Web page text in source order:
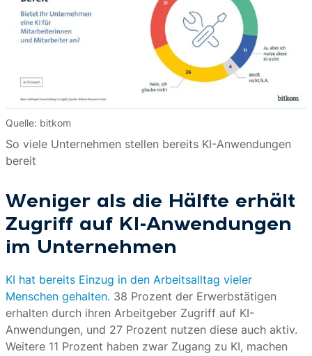
Quelle: bitkom
So viele Unternehmen stellen bereits KI-Anwendungen
bereit
Weniger als die Hälfte erhält
Zugriff auf KI-Anwendungen
im Unternehmen
KI hat bereits Einzug in den Arbeitsalltag vieler
Menschen gehalten. 38 Prozent der Erwerbstätigen
erhalten durch ihren Arbeitgeber Zugriff auf KI-
Anwendungen, und 27 Prozent nutzen diese auch aktiv.
Weitere 11 Prozent haben zwar Zugang zu KI, machen